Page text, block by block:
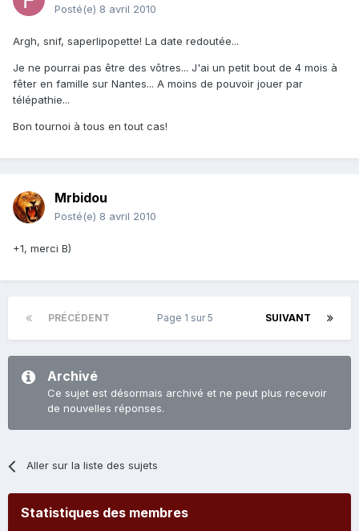
Posté(e) 8 avril 2010
Argh, snif, saperlipopette! La date redoutée...
Je ne pourrai pas être des vôtres... J'ai un petit bout de 4 mois à
fêter en famille sur Nantes... A moins de pouvoir jouer par
télépathie...
Bon tournoi à tous en tout cas!
Mrbidou
Posté(e) 8 avril 2010
+1, merci B)
PRÉCÉDENT SUIVANT
Page 1 sur 5
Archivé
Ce sujet est désormais archivé et ne peut plus recevoir
de nouvelles réponses.
Aller sur la liste des sujets
Statistiques des membres